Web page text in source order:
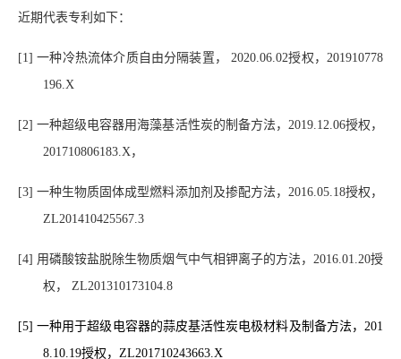
近期代表专利如下：
[1]一种冷热流体介质自由分隔装置， 2020.06.02授权 ， 201910778
196.X
[2]一种超级电容器用海藻基活性炭的制备方法， 2019.12.06授权，
201710806183.X ，
[3]一种生物质固体成型燃料添加剂及掺配方法， 2016.05.18授权，
ZL201410425567.3
[4] 用磷酸铵盐脱除生物质烟气中气相钾离子的方法， 2016.01.20授
权， ZL201310173104.8
[5]一种用于超级电容器的蒜皮基活性炭电极材料及制备方法， 201
8.10.19授权， ZL201710243663.X